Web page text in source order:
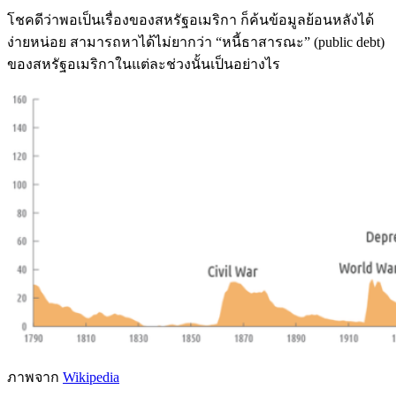
โชคดีว่าพอเป็นเรื่องของสหรัฐอเมริกา ก็ค้นข้อมูลย้อนหลังได้
ง่ายหน่อย สามารถหาได้ไม่ยากว่า “หนี้ธาสารณะ” (public debt)
ของสหรัฐอเมริกาในแต่ละช่วงนั้นเป็นอย่างไร
ภาพจาก Wikipedia